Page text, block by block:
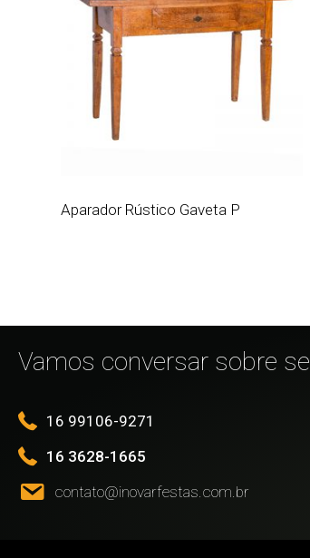
Aparador Rústico Gaveta P
Vamos conversar sobre
16 99106-9271
16 3628-1665
contato@inovarfestas.com.br